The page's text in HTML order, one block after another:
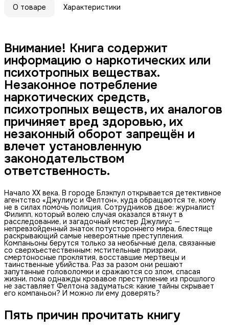
О товаре Характеристики
Внимание! Книга содержит
информацию о наркотических или
психотропных веществах.
Незаконное потребление
наркотических средств,
психотропных веществ, их аналогов
причиняет вред здоровью, их
незаконный оборот запрещён и
влечет установленную
законодательством
ответственность.
Начало XX века. В городе Блэкпул открывается детективное
агентство «Джулиус и Фелтон», куда обращаются те, кому
не в силах помочь полиция. Сотрудников двое: журналист
Филипп, который волею случая оказался втянут в
расследование, и загадочный мистер Джулиус —
непревзойденный знаток потустороннего мира, блестяще
раскрывающий самые невероятные преступления.
Компаньоны берутся только за необычные дела, связанные
со сверхъестественным: мстительные призраки,
смертоносные проклятия, восставшие мертвецы и
таинственные убийства. Раз за разом они решают
запутанные головоломки и сражаются со злом, спасая
жизни, пока однажды кровавое преступление из прошлого
не заставляет Фелтона задуматься: какие тайны скрывает
его компаньон? И можно ли ему доверять?
Пять причин прочитать книгу